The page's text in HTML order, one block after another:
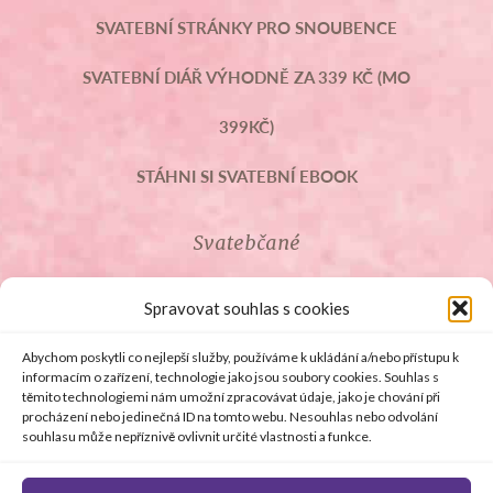
Spravovat souhlas s cookies
Abychom poskytli co nejlepší služby, používáme k ukládání a/nebo přístupu k
informacím o zařízení, technologie jako jsou soubory cookies. Souhlas s
těmito technologiemi nám umožní zpracovávat údaje, jako je chování při
procházení nebo jedinečná ID na tomto webu. Nesouhlas nebo odvolání
souhlasu může nepříznivě ovlivnit určité vlastnosti a funkce.
SVATEBNÍ STRÁNKY PRO SNOUBENCE
SVATEBNÍ DIÁŘ VÝHODNĚ ZA 339 KČ (MO
399KČ)
STÁHNI SI SVATEBNÍ EBOOK
Svatebčané
ROZCESTNÍK PRO SVATEBČANY
SVATEBNÍ PROSLOVY
SVATEBNÍ DARY